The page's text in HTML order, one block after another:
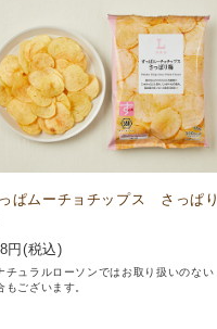
ぱムーチョチップス さっぱり
円(税込)
チュラルローソンではお取り扱いのない
もございます。